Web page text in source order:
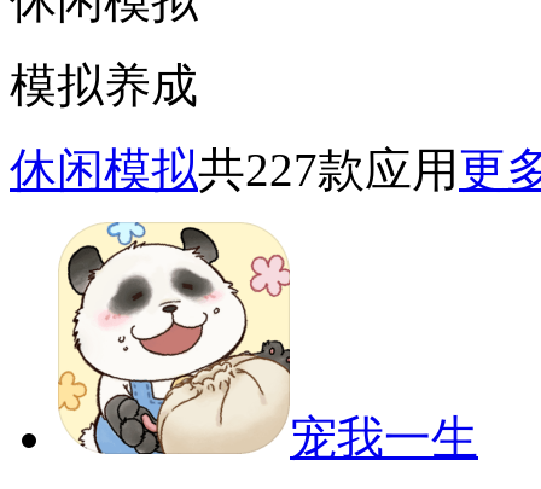
模拟养成
休闲模拟共227款应用更
宠我一生